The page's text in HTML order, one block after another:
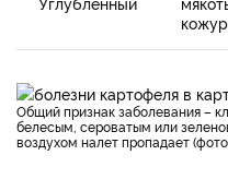
Общий признак заболевания – клубни после выкопки покрыты
белесым, сероватым или
воздухом налет пропадает